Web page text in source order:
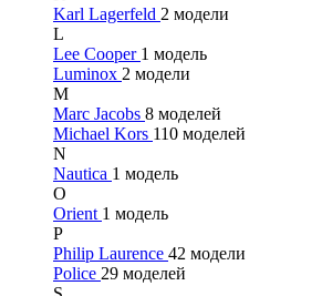
Karl Lagerfeld 2 модели
L
Lee Cooper 1 модель
Luminox 2 модели
M
Marc Jacobs 8 моделей
Michael Kors 110 моделей
N
Nautica 1 модель
O
Orient 1 модель
P
Philip Laurence 42 модели
Police 29 моделей